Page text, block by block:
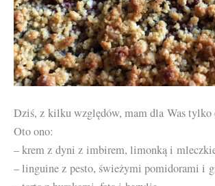
Dziś, z kilku względów, mam dla Was tylko
Oto ono:
– krem z dyni z imbirem, limonką i
– linguine z pesto, świeżymi pomidorami i